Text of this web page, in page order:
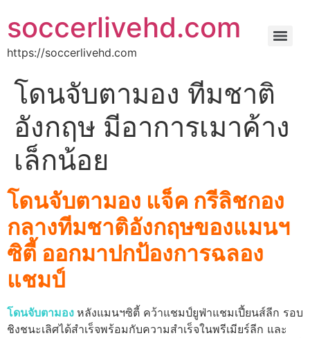
soccerlivehd.com
https://soccerlivehd.com
โดนจับตามอง ทีมชาติ
อังกฤษ มีอาการเมาค้าง
เล็กน้อย
โดนจับตามอง แจ็ค กรีลิชกอง
กลางทีมชาติอังกฤษของแมนฯ
ซิตี้ ออกมาปกป้องการฉลอง
แชมป์
โดนจับตามอง หลังแมนฯซิตี้ คว้าแชมป์ยูฟ่าแชมเปี้ยนส์ลีก รอบ
ชิงชนะเลิศได้สําเร็จพร้อมกับความสําเร็จในพรีเมียร์ลีก และ